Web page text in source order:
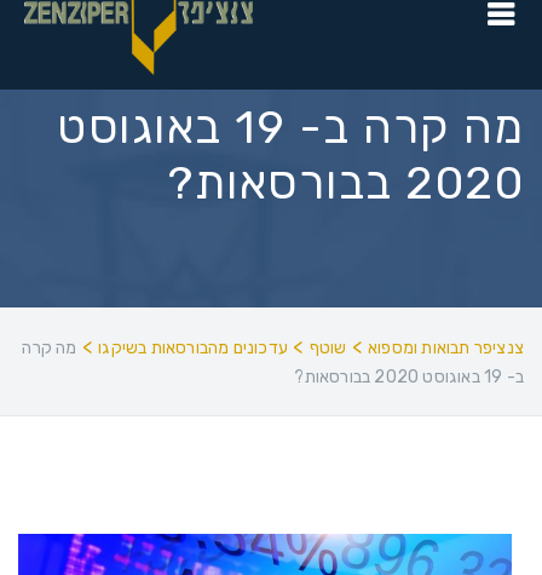
מה קרה ב- 19 באוגוסט
2020 בבורסאות?
צנציפר תבואות ומספוא > שוטף > עדכונים מהבורסאות בשיקגו> מה קרה
ב- 19 באוגוסט 2020 בבורסאות?